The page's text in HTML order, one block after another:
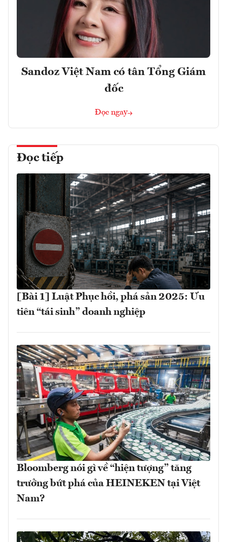
Sandoz Việt Nam có tân Tổng Giám
đốc
Đọc ngay
Đọc tiếp
[Bài 1] Luật Phục hồi, phá sản 2025: Ưu
tiên “tái sinh” doanh nghiệp
Bloomberg nói gì về “hiện tượng” tăng
trưởng bứt phá của HEINEKEN tại Việt
Nam?